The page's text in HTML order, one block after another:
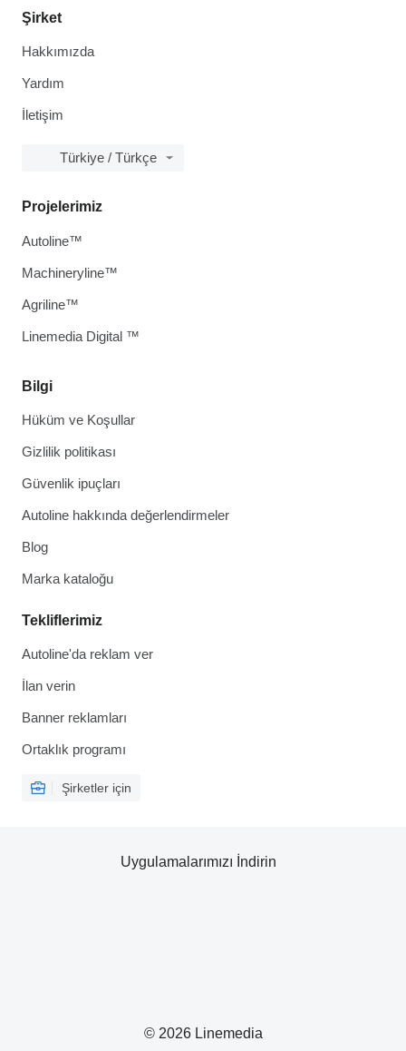
Şirket
Hakkımızda
Yardım
İletişim
Türkiye / Türkçe
Bilgi
Hüküm ve Koşullar
Gizlilik politikası
Güvenlik ipuçları
Autoline hakkında değerlendirmeler
Blog
Marka kataloğu
Tekliflerimiz
Autoline'da reklam ver
İlan verin
Banner reklamları
Ortaklık programı
Şirketler için
Projelerimiz
Autoline™
Machineryline™
Agriline™
Linemedia Digital ™
© 2026 Linemedia
Uygulamalarımızı İndirin